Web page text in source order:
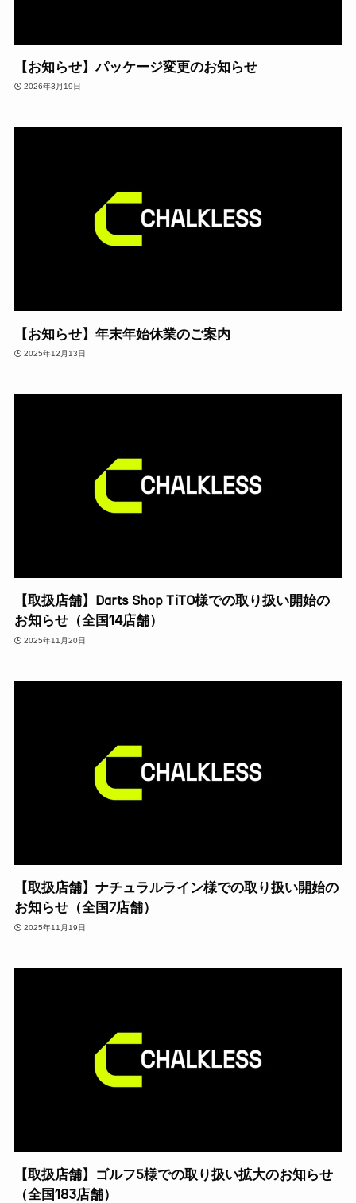
【お知らせ】パッケージ変更のお知らせ
2026年3月19日
【お知らせ】年末年始休業のご案内
2025年12月13日
【取扱店舗】Darts Shop TiTO様での取り扱い開始の
お知らせ（全国14店舗）
2025年11月20日
【取扱店舗】ナチュラルライン様での取り扱い開始の
お知らせ（全国7店舗）
2025年11月19日
【取扱店舗】ゴルフ5様での取り扱い拡大のお知らせ
（全国183店舗）